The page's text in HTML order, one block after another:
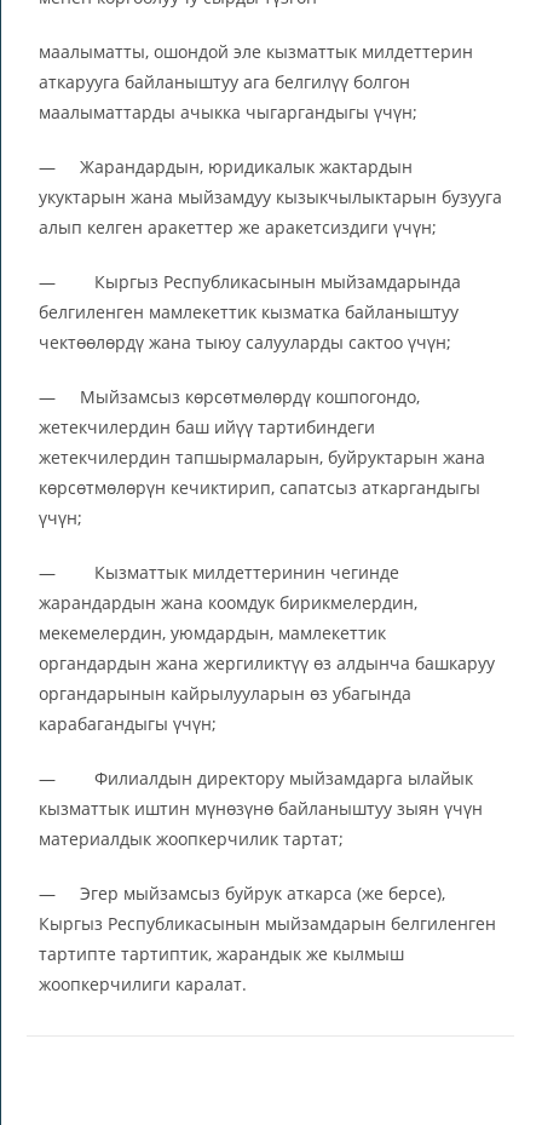
маалыматты, ошондой эле кызматтык милдеттерин
аткарууга байланыштуу ага белгилүү болгон
маалыматтарды ачыкка чыгаргандыгы үчүн;
— Жарандардын, юридикалык жактардын
укуктарын жана мыйзамдуу кызыкчылыктарын бузууга
алып келген аракеттер же аракетсиздиги үчүн;
— Кыргыз Республикасынын мыйзамдарында
белгиленген мамлекеттик кызматка байланыштуу
чектөөлөрдү жана тыюу салууларды сактоо үчүн;
— Мыйзамсыз көрсөтмөлөрдү кошпогондо,
жетекчилердин баш ийүү тартибиндеги
жетекчилердин тапшырмаларын, буйруктарын жана
көрсөтмөлөрүн кечиктирип, сапатсыз аткаргандыгы
үчүн;
— Кызматтык милдеттеринин чегинде
жарандардын жана коомдук бирикмелердин,
мекемелердин, уюмдардын, мамлекеттик
органдардын жана жергиликтүү өз алдынча башкаруу
органдарынын кайрылууларын өз убагында
карабагандыгы үчүн;
— Филиалдын директору мыйзамдарга ылайык
кызматтык иштин мүнөзүнө байланыштуу зыян үчүн
материалдык жоопкерчилик тартат;
— Эгер мыйзамсыз буйрук аткарса (же берсе),
Кыргыз Республикасынын мыйзамдарын белгиленген
тартипте тартиптик, жарандык же кылмыш
жоопкерчилиги каралат.